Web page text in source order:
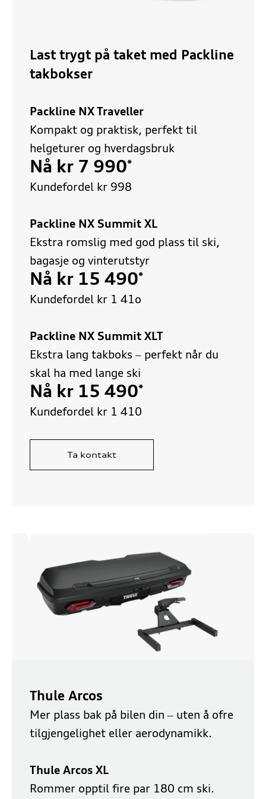
Last trygt på taket med Packline
takbokser
Packline NX Traveller
Kompakt og praktisk, perfekt til
helgeturer og hverdagsbruk
Nå kr 7 990*
Kundefordel kr 998
Packline NX Summit XL
Ekstra romslig med god plass til ski,
bagasje og vinterutstyr
Nå kr 15 490*
Kundefordel kr 1 41o
Packline NX Summit XLT
Ekstra lang takboks – perfekt når du
skal ha med lange ski
Nå kr 15 490*
Kundefordel kr 1 410
Ta kontakt
Thule Arcos
Mer plass bak på bilen din – uten å ofre
tilgjengelighet eller aerodynamikk.
Thule Arcos XL
Rommer opptil fire par 180 cm ski.